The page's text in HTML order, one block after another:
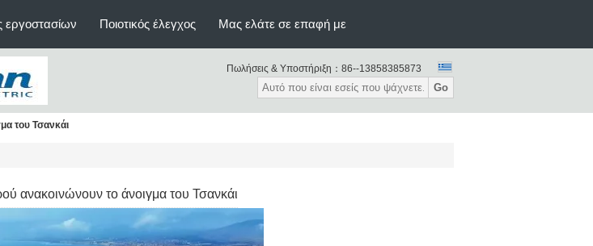
εργοστασίων Ποιοτικός έλεγχος Μας ελάτε σε επαφή με
Πωλήσεις & Υποστήριξη： 86--13858385873
Go
του Τσανκάι
ανακοινώνουν το άνοιγμα του Τσανκάι